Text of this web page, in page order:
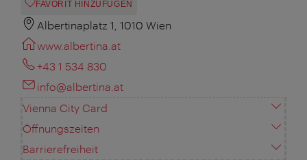
FAVORIT HINZUFÜGEN
Albertinaplatz 1, 1010 Wien
www.albertina.at
+43 1 534 830
info@albertina.at
Vienna City Card
Öffnungszeiten
Barrierefreiheit